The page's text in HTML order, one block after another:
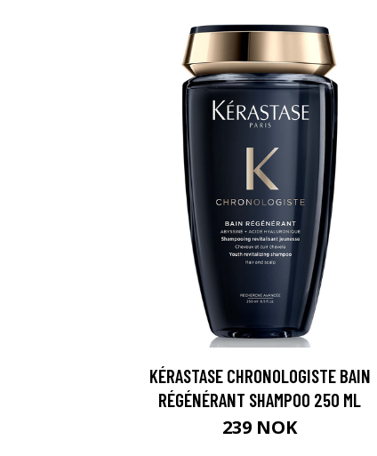
KÉRASTASE CHRONOLOGISTE BAIN
RÉGÉNÉRANT SHAMPOO 250 ML
239 NOK